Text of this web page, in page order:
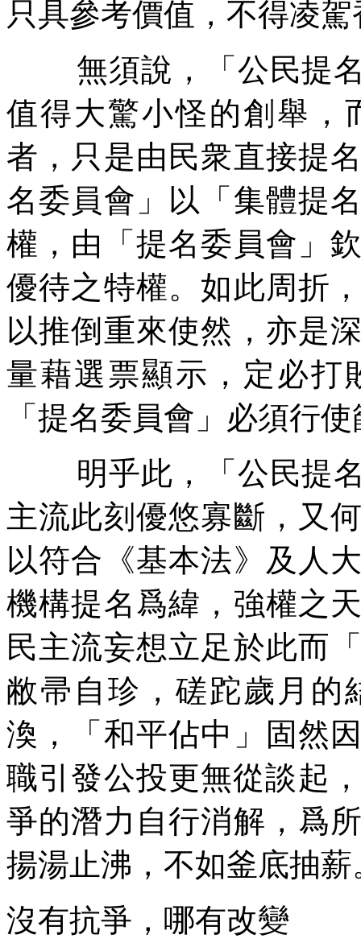
只具參考價值，不得凌
無須說，「公民提
值得大驚小怪的創舉，
者，只是由民衆直接提
名委員會」以「集體提
權，由「提名委員會」
優待之特權。如此周折
以推倒重來使然，亦是
量藉選票顯示，定必打
「提名委員會」必須行
明乎此，「公民提
主流此刻優悠寡斷，又
以符合《基本法》及人
機構提名爲緯，強權之
民主流妄想立足於此而
敝帚自珍，磋跎歲月的
渙，「和平佔中」固然
職引發公投更無從談起
爭的潛力自行消解，爲
揚湯止沸，不如釜底抽薪
沒有抗爭，哪有改變